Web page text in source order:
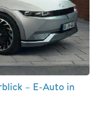
– E-Auto in